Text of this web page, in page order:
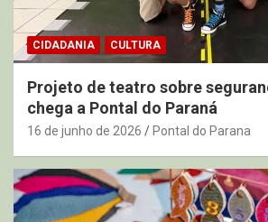
CIDADANIA CULTURA
Projeto de teatro sobre
chega a Pontal do Paraná
16 de junho de 2026 Pontal do Parana